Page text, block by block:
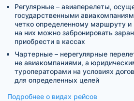
Регулярные – авиаперелеты,
государственными
четко определенному маршруту
на них можно забронировать
приобрести в кассах
Чартерные – нерегулярные
не авиакомпаниями, а
туроператорами на условиях
для определенных целей
Подробнее о видах рейсов